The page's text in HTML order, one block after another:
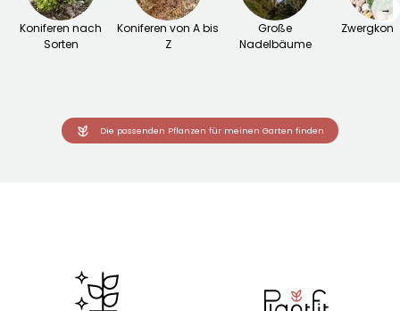
Koniferen nach
Sorten
Koniferen von A bis
Z
Große
Nadelbäume
→
Die passenden Pflanzen für meinen Garten finden